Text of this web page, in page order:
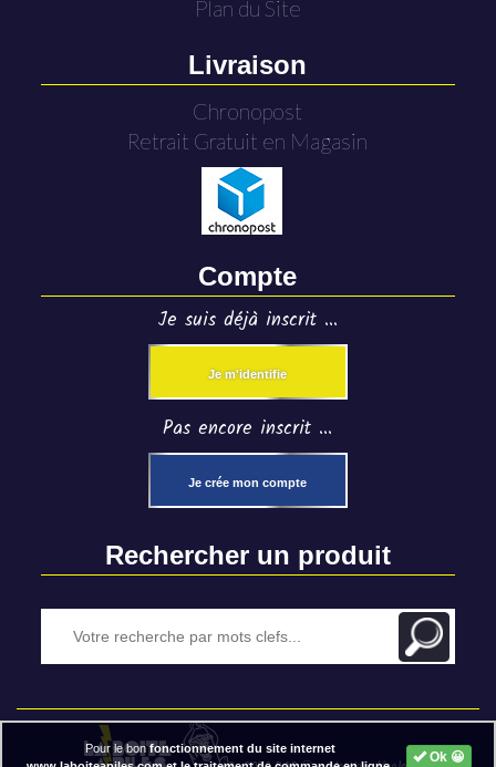
Plan du Site
Livraison
Chronopost
Retrait Gratuit en Magasin
Compte
Je suis déjà inscrit ...
Je m'identifie
Pas encore inscrit ...
Je crée mon compte
Rechercher un produit
Ok 😀
Pour le bonfonctionnement du site internet